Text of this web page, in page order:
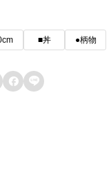
■丼 ●柄物
 